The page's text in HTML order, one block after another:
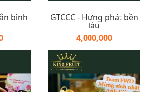
bình GTCCC - Hưng phát bền
lâu
4,000,000